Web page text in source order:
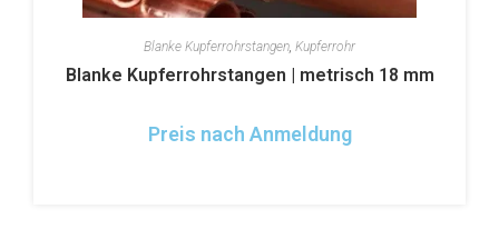
Blanke Kupferrohrstangen, Kupferrohr
Blanke Kupferrohrstangen | metrisch 18 mm
Preis nach Anmeldung